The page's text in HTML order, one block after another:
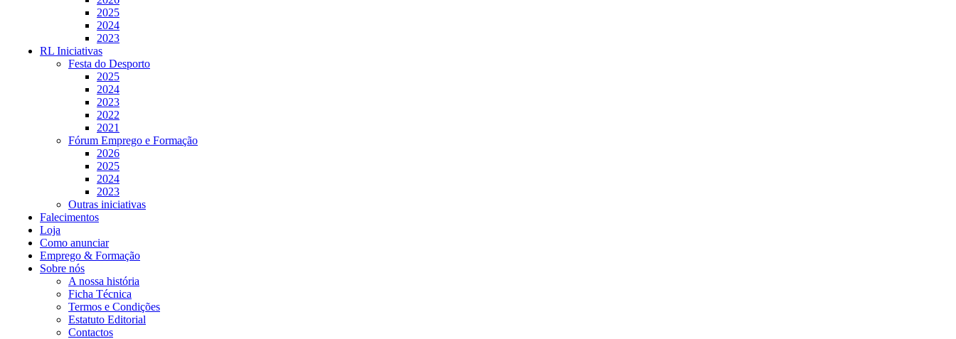
2025
2024
2023
RL Iniciativas
Festa do Desporto
2025
2024
2023
2022
2021
Fórum Emprego e Formação
2026
2025
2024
2023
Outras iniciativas
Falecimentos
Loja
Como anunciar
Emprego & Formação
Sobre nós
A nossa história
Ficha Técnica
Termos e Condições
Estatuto Editorial
Contactos